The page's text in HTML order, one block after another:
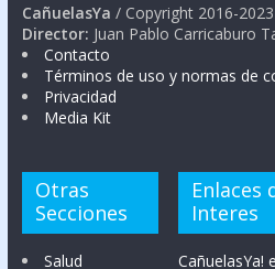
CañuelasYa / Copyright 2016-2023
Director: Juan Pablo Carricaburo
Contacto
Términos de uso y normas de
Privacidad
Media Kit
Otras
Secciones
Salud
Enlaces
Interes
CañuelasYa!